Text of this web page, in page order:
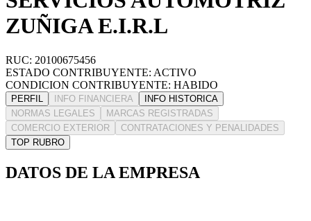
ZUÑIGA E.I.R.L
RUC: 20100675456
ESTADO CONTRIBUYENTE: ACTIVO
CONDICION CONTRIBUYENTE: HABIDO
PERFIL INFO FINANCIERA
INFO HISTORICA
NORMAS LEGALES
MARCAS REGISTRADAS
COMERCIO EXTERIOR
CONTRATACIONES Y PENALIDADES
TOP RUBRO
DATOS DE LA EMPRESA